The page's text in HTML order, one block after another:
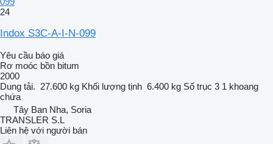
24
Indox S3C-A-I-N-099
Yêu cầu báo giá
Rơ moóc bồn bitum
2000
Dung tải. 27.600 kg Khối lượng tịnh 6.400 kg Số trục 3 1 khoang
chứa
Tây Ban Nha, Soria
TRANSLER S.L
Liên hệ với người bán